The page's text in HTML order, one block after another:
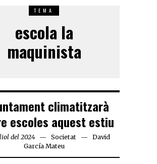
TEMA
escola la
maquinista
climatitzarà
escoles aquest estiu
del 2024 Societat
David
García Mateu